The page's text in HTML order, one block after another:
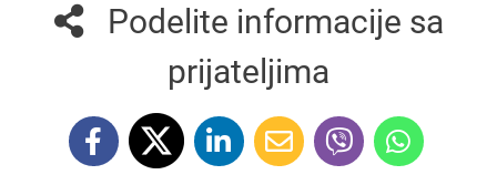
Podelite informacije sa
prijateljima